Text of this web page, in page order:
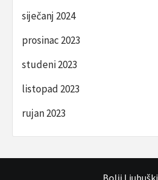
siječanj 2024
prosinac 2023
studeni 2023
listopad 2023
rujan 2023
Bolji Ljubuški